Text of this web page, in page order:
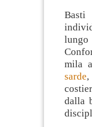
Basti
lungo
mila
sarde
dalla